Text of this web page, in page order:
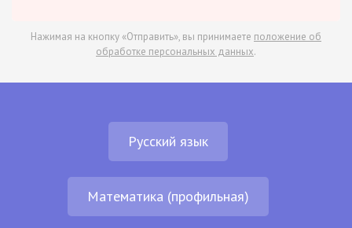
Нажимая на кнопку «Отправить», вы принимаете положение об
обработке персональных данных.
Русский язык
Математика (профильная)